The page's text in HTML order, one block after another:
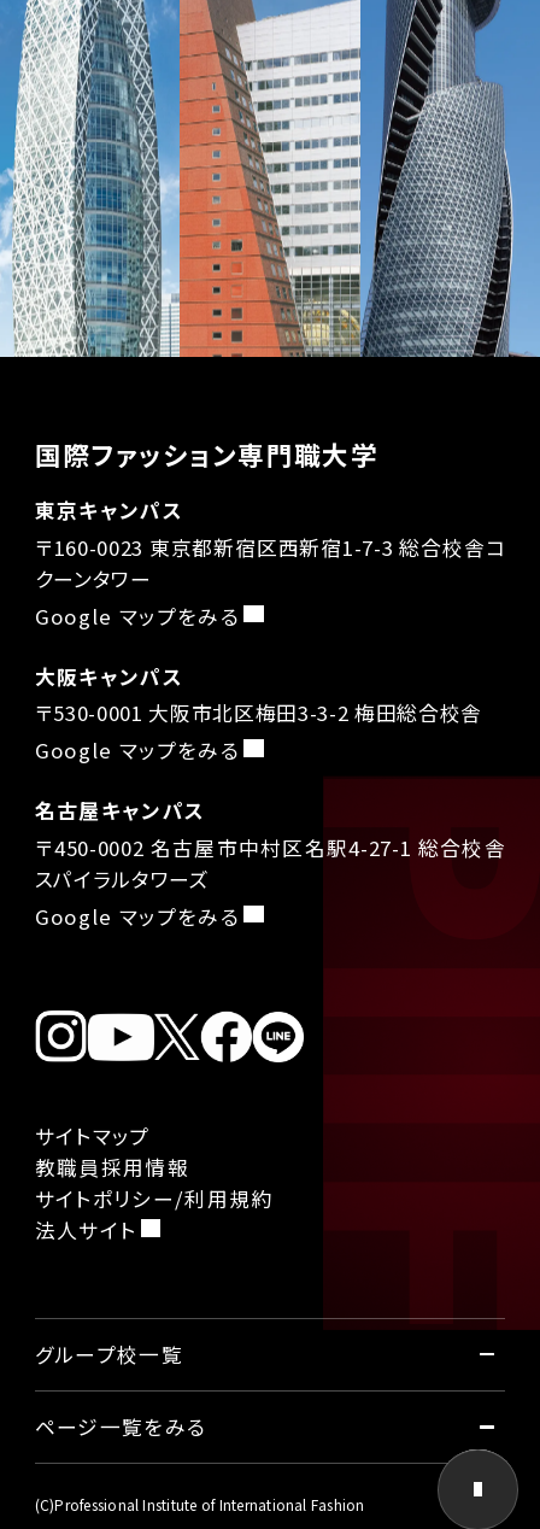
国際ファッション専門職大学
東京キャンパス
〒160-0023 東京都新宿区西新宿1-7-3 総合校舎コ
クーンタワー
Google マップをみる
大阪キャンパス
〒530-0001 大阪市北区梅田3-3-2 梅田総合校舎
Google マップをみる
名古屋キャンパス
〒450-0002 名古屋市中村区名駅4-27-1 総合校舎
スパイラルタワーズ
Google マップをみる
サイトマップ
教職員採用情報
サイトポリシー/利用規約
法人サイト
グループ校一覧
国際ファッション専門職大学
東京国際工科専門職大学
ページ一覧をみる
本学について
(C)Professional Institute of International Fashion